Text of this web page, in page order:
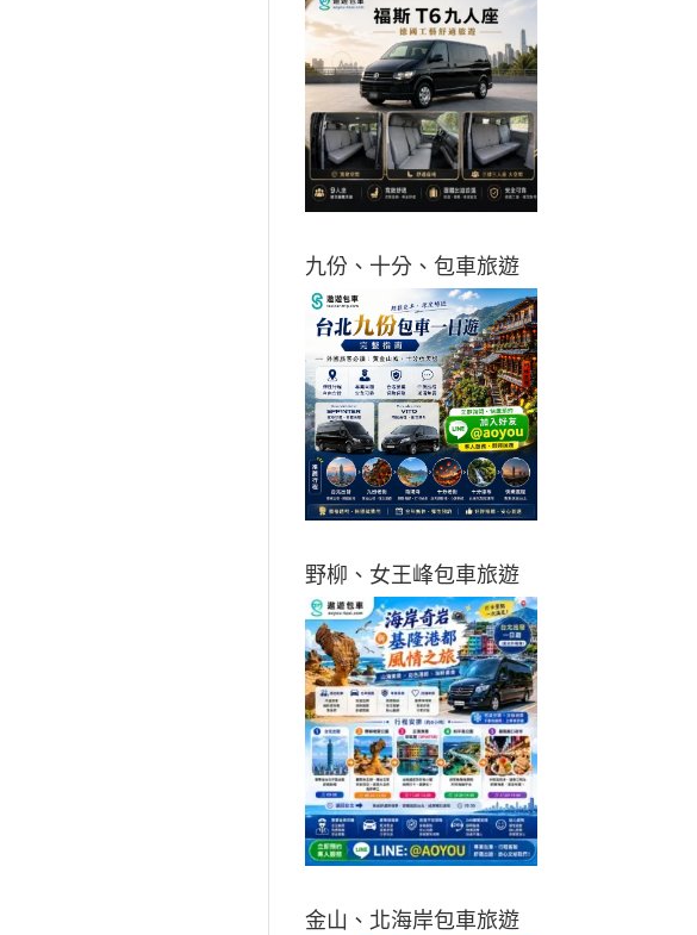
九份、十分、包車旅遊
野柳、女王峰包車旅遊
金山、北海岸包車旅遊